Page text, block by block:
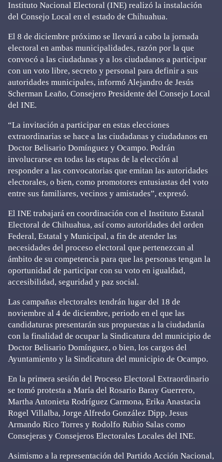
Instituto Nacional Electoral (INE) realizó la instalación
del Consejo Local en el estado de Chihuahua.
El 8 de diciembre próximo se llevará a cabo la jornada
electoral en ambas municipalidades, razón por la que
convocó a las ciudadanas y a los ciudadanos a participar
con un voto libre, secreto y personal para definir a sus
autoridades municipales, informó Alejandro de Jesús
Scherman Leaño, Consejero Presidente del Consejo Local
del INE.
“La invitación a participar en estas elecciones
extraordinarias se hace a las ciudadanas y ciudadanos en
Doctor Belisario Domínguez y Ocampo. Podrán
involucrarse en todas las etapas de la elección al
responder a las convocatorias que emitan las autoridades
electorales, o bien, como promotores entusiastas del voto
entre sus familiares, vecinos y amistades”, expresó.
El INE trabajará en coordinación con el Instituto Estatal
Electoral de Chihuahua, así como autoridades del orden
Federal, Estatal y Municipal, a fin de atender las
necesidades del proceso electoral que pertenezcan al
ámbito de su competencia para que las personas tengan la
oportunidad de participar con su voto en igualdad,
accesibilidad, seguridad y paz social.
Las campañas electorales tendrán lugar del 18 de
noviembre al 4 de diciembre, periodo en el que las
candidaturas presentarán sus propuestas a la ciudadanía
con la finalidad de ocupar la Sindicatura del municipio de
Doctor Belisario Domínguez, o bien, los cargos del
Ayuntamiento y la Sindicatura del municipio de Ocampo.
En la primera sesión del Proceso Electoral Extraordinario
se tomó protesta a María del Rosario Baray Guerrero,
Martha Antonieta Rodríguez Carmona, Erika Anastacia
Rogel Villalba, Jorge Alfredo González Dipp, Jesus
Armando Rico Torres y Rodolfo Rubio Salas como
Consejeras y Consejeros Electorales Locales del INE.
Asimismo a la representación del Partido Acción Nacional,